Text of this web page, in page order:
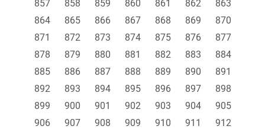
857
858 859 860 861 862
863
864
865 866 867 868 869
870
871
872 873 874 875 876
877
878
879 880 881 882 883
884
885
886 887 888 889 890
891
892
893 894 895 896 897
898
899
900 901 902 903 904
905
906
907 908 909 910 911
912